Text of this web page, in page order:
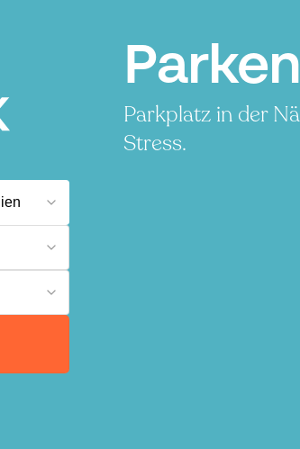
Parkplatz in der
Stress.